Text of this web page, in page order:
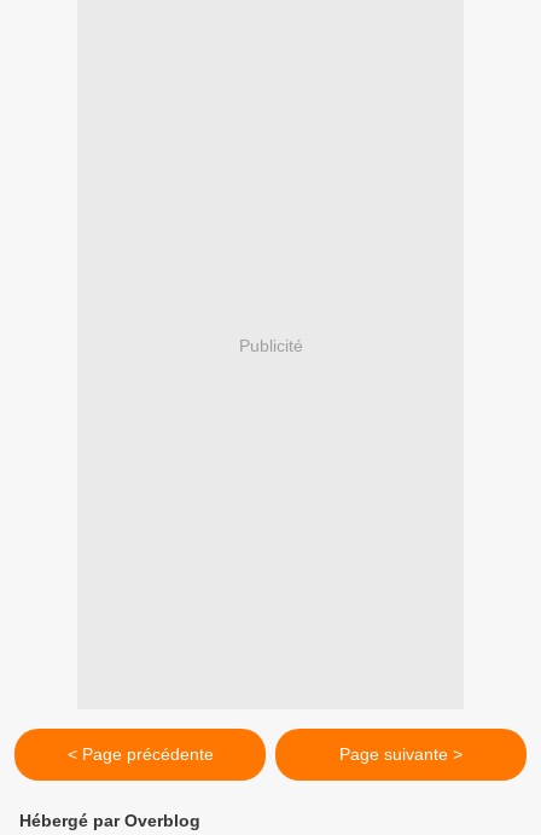
Publicité
< Page précédente Page suivante >
Hébergé par Overblog